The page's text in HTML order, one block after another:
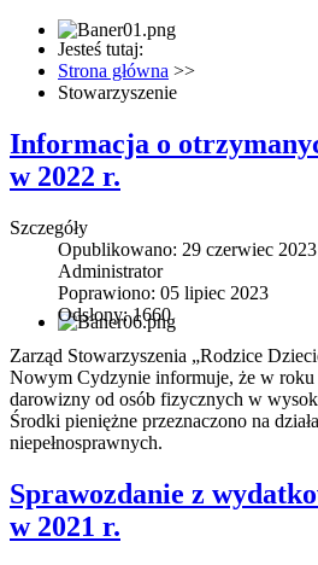
Jesteś tutaj:
Strona główna >>
Stowarzyszenie
Informacja o
w 2022 r.
Szczegóły
Opublikowano: 29 czerwiec 2023
Administrator
Poprawiono: 05 lipiec 2023
Odsłony: 1660
Zarząd Stowarzyszenia „Rodzice
Nowym Cydzynie informuje, że w roku
darowizny od osób fizycznych w
Środki pieniężne przeznaczono na
niepełnosprawnych.
Sprawozdanie z
w 2021 r.